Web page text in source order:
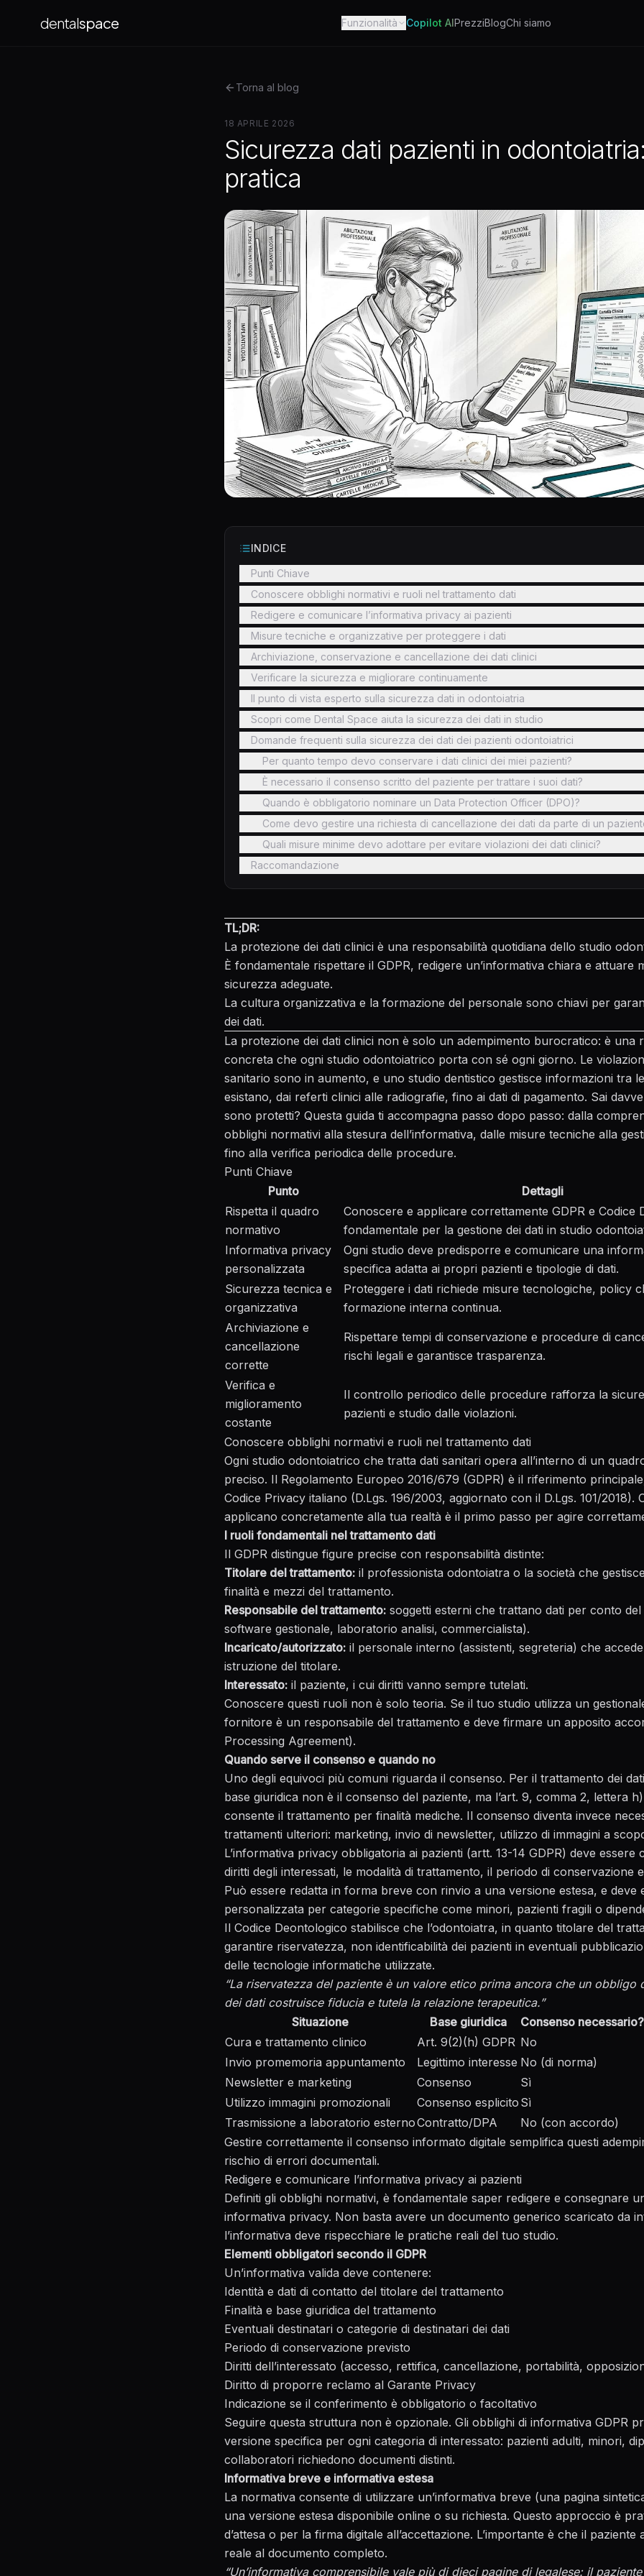
dentalspace Funzionalità Copilot AIPrezziBlogChi siamo
Torna al blog
18 APRILE 2026
Sicurezza dati pazienti in
pratica
INDICE
Punti Chiave
Conoscere obblighi normativi e ruoli nel trattamento dati
Redigere e comunicare l’informativa privacy ai pazienti
Misure tecniche e organizzative per proteggere i dati
Archiviazione, conservazione e cancellazione dei dati clinici
Verificare la sicurezza e migliorare continuamente
Il punto di vista esperto sulla sicurezza dati in odontoiatria
Scopri come Dental Space aiuta la sicurezza dei dati in studio
Domande frequenti sulla sicurezza dei dati dei pazienti odontoiatrici
Per quanto tempo devo conservare i dati clinici dei miei pazienti?
È necessario il consenso scritto del paziente per trattare i suoi dati?
Quando è obbligatorio nominare un Data Protection Officer (DPO)?
Come devo gestire una richiesta di cancellazione dei dati da parte di un
Quali misure minime devo adottare per evitare violazioni dei dati clinici?
Raccomandazione
TL;DR:
La protezione dei dati clinici è una responsabilità quotidiana dello studio
È fondamentale rispettare il GDPR, redigere un’informativa chiara e attuare
sicurezza adeguate.
La cultura organizzativa e la formazione del personale sono chiavi per
dei dati.
La protezione dei dati clinici non è solo un adempimento burocratico: è una
concreta che ogni studio odontoiatrico porta con sé ogni giorno. Le
sanitario sono in aumento, e uno studio dentistico gestisce informazioni tra
esistano, dai referti clinici alle radiografie, fino ai dati di pagamento. Sai
sono protetti? Questa guida ti accompagna passo dopo passo: dalla
obblighi normativi alla stesura dell’informativa, dalle misure tecniche alla
fino alla verifica periodica delle procedure.
Punti Chiave
Punto
Dettagli
Rispetta il quadro
normativo
Conoscere e applicare correttamente GDPR e Codice
fondamentale per la gestione dei dati in studio
Informativa privacy
personalizzata
Ogni studio deve predisporre e comunicare una
specifica adatta ai propri pazienti e tipologie di dati.
Sicurezza tecnica e
organizzativa
Proteggere i dati richiede misure tecnologiche, policy
formazione interna continua.
Archiviazione e
cancellazione
corrette
Rispettare tempi di conservazione e procedure di
rischi legali e garantisce trasparenza.
Verifica e
miglioramento
costante
Il controllo periodico delle procedure rafforza la
pazienti e studio dalle violazioni.
Conoscere obblighi normativi e ruoli nel trattamento dati
Ogni studio odontoiatrico che tratta dati sanitari opera all’interno di un
preciso. Il Regolamento Europeo 2016/679 (GDPR) è il riferimento
Codice Privacy italiano (D.Lgs. 196/2003, aggiornato con il D.Lgs. 101/2018).
applicano concretamente alla tua realtà è il primo passo per agire
I ruoli fondamentali nel trattamento dati
Il GDPR distingue figure precise con responsabilità distinte:
Titolare del trattamento: il professionista odontoiatra o la società che
finalità e mezzi del trattamento.
Responsabile del trattamento: soggetti esterni che trattano dati per conto del
software gestionale, laboratorio analisi, commercialista).
Incaricato/autorizzato: il personale interno (assistenti, segreteria) che
istruzione del titolare.
Interessato: il paziente, i cui diritti vanno sempre tutelati.
Conoscere questi ruoli non è solo teoria. Se il tuo studio utilizza un
fornitore è un responsabile del trattamento e deve firmare un apposito
Processing Agreement).
Quando serve il consenso e quando no
Uno degli equivoci più comuni riguarda il consenso. Per il trattamento dei
base giuridica non è il consenso del paziente, ma l’art. 9, comma 2, lettera
consente il trattamento per finalità mediche. Il consenso diventa invece
trattamenti ulteriori: marketing, invio di newsletter, utilizzo di immagini a
L’informativa privacy obbligatoria ai pazienti (artt. 13-14 GDPR) deve essere
diritti degli interessati, le modalità di trattamento, il periodo di conservazione
Può essere redatta in forma breve con rinvio a una versione estesa, e deve
personalizzata per categorie specifiche come minori, pazienti fragili o
Il Codice Deontologico stabilisce che l’odontoiatra, in quanto titolare del
garantire riservatezza, non identificabilità dei pazienti in eventuali
delle tecnologie informatiche utilizzate.
“La riservatezza del paziente è un valore etico prima ancora che un obbligo
dei dati costruisce fiducia e tutela la relazione terapeutica.”
Situazione
Base giuridica
Consenso necessario?
Cura e trattamento clinico
Art. 9(2)(h) GDPR No
Invio promemoria appuntamento
Legittimo interesse No (di norma)
Newsletter e marketing
Consenso
Sì
Utilizzo immagini promozionali
Consenso esplicito Sì
Trasmissione a laboratorio esternoContratto/DPA
No (con accordo)
Gestire correttamente il consenso informato digitale semplifica questi
rischio di errori documentali.
Redigere e comunicare l’informativa privacy ai pazienti
Definiti gli obblighi normativi, è fondamentale saper redigere e consegnare
informativa privacy. Non basta avere un documento generico scaricato da
l’informativa deve rispecchiare le pratiche reali del tuo studio.
Elementi obbligatori secondo il GDPR
Un’informativa valida deve contenere:
Identità e dati di contatto del titolare del trattamento
Finalità e base giuridica del trattamento
Eventuali destinatari o categorie di destinatari dei dati
Periodo di conservazione previsto
Diritti dell’interessato (accesso, rettifica, cancellazione, portabilità,
Diritto di proporre reclamo al Garante Privacy
Indicazione se il conferimento è obbligatorio o facoltativo
Seguire questa struttura non è opzionale. Gli obblighi di informativa GDPR
versione specifica per ogni categoria di interessato: pazienti adulti, minori,
collaboratori richiedono documenti distinti.
Informativa breve e informativa estesa
La normativa consente di utilizzare un’informativa breve (una pagina
una versione estesa disponibile online o su richiesta. Questo approccio è
d’attesa o per la firma digitale all’accettazione. L’importante è che il paziente
reale al documento completo.
“Un’informativa comprensibile vale più di dieci pagine di legalese: il